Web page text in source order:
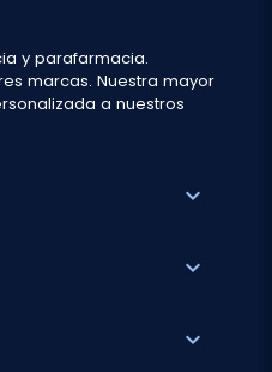
y parafarmacia.
marcas. Nuestra mayor
a nuestros
expand_more
expand_more
expand_more